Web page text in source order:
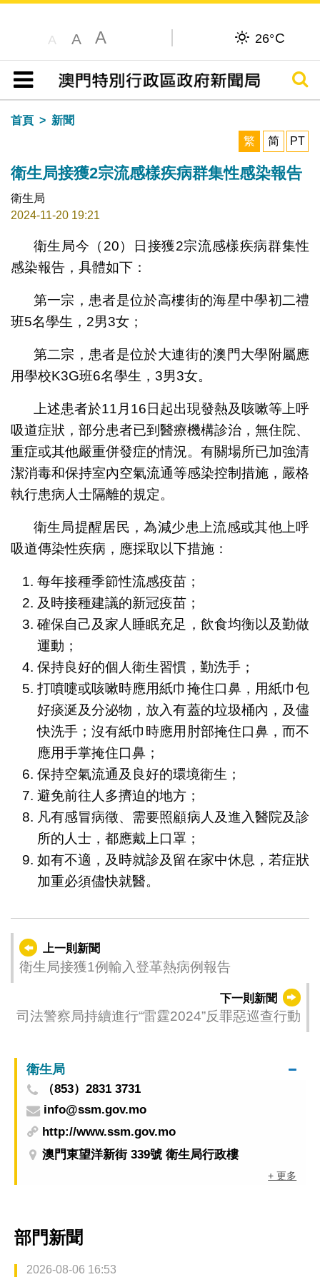
A A A 26°C
目錄
搜尋
首頁
新聞
繁
简 PT
衛生局接獲2宗流感樣疾病群集性感染報告
衛生局
2024-11-20 19:21
衛生局今（20）日接獲2宗流感樣疾病群集性
感染報告，具體如下：
第一宗，患者是位於高樓街的海星中學初二禮
班5名學生，2男3女；
第二宗，患者是位於大連街的澳門大學附屬應
用學校K3G班6名學生，3男3女。
上述患者於11月16日起出現發熱及咳嗽等上呼
吸道症狀，部分患者已到醫療機構診治，無住院、
重症或其他嚴重併發症的情況。有關場所已加強清
潔消毒和保持室內空氣流通等感染控制措施，嚴格
執行患病人士隔離的規定。
衛生局提醒居民，為減少患上流感或其他上呼
吸道傳染性疾病，應採取以下措施：
每年接種季節性流感疫苗；
及時接種建議的新冠疫苗；
確保自己及家人睡眠充足，飲食均衡以及勤做
運動；
保持良好的個人衛生習慣，勤洗手；
打噴嚏或咳嗽時應用紙巾掩住口鼻，用紙巾包
好痰涎及分泌物，放入有蓋的垃圾桶內，及儘
快洗手；沒有紙巾時應用肘部掩住口鼻，而不
應用手掌掩住口鼻；
保持空氣流通及良好的環境衛生；
避免前往人多擠迫的地方；
凡有感冒病徵、需要照顧病人及進入醫院及診
所的人士，都應戴上口罩；
如有不適，及時就診及留在家中休息，若症狀
加重必須儘快就醫。
上一則新聞
衛生局接獲1例輸入登革熱病例報告
下一則新聞
司法警察局持續進行“雷霆2024”反罪惡巡查行動
衛生局
（853）2831 3731
info@ssm.gov.mo
http://www.ssm.gov.mo
澳門東望洋新街 339號 衛生局行政樓
+ 更多
部門新聞
2026-08-06 16:53